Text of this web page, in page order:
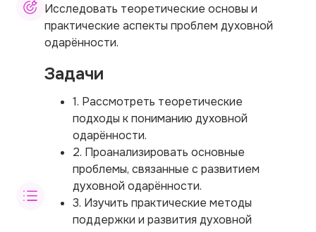
Исследовать теоретические основы и
практические аспекты проблем духовной
одарённости.
Задачи
1. Рассмотреть теоретические
подходы к пониманию духовной
одарённости.
2. Проанализировать основные
проблемы, связанные с развитием
духовной одарённости.
3. Изучить практические методы
поддержки и развития духовной